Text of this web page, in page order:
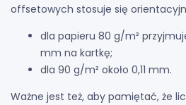
offsetowych stosuje się
dla papieru 80 g/m²
mm na kartkę;
dla 90 g/m² około 0,11 mm.
Ważne jest też, aby pamiętać, że